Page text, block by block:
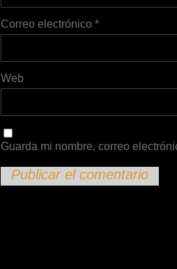
Correo electrónico*
Web
Guarda mi nombre, correo